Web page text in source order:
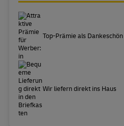
Top-Prämie als Dankeschön
Wir liefern direkt ins Haus